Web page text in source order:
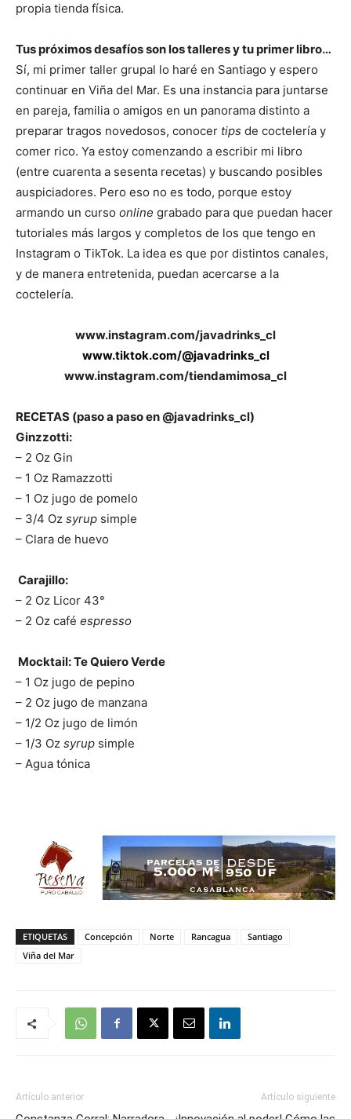
propia tienda física.
Tus próximos desafíos son los talleres y tu primer libro…
Sí, mi primer taller grupal lo haré en Santiago y espero
continuar en Viña del Mar. Es una instancia para juntarse
en pareja, familia o amigos en un panorama distinto a
preparar tragos novedosos, conocer tips de coctelería y
comer rico. Ya estoy comenzando a escribir mi libro
(entre cuarenta a sesenta recetas) y buscando posibles
auspiciadores. Pero eso no es todo, porque estoy
armando un curso online grabado para que puedan hacer
tutoriales más largos y completos de los que tengo en
Instagram o TikTok. La idea es que por distintos canales,
y de manera entretenida, puedan acercarse a la
coctelería.
www.instagram.com/javadrinks_cl
www.tiktok.com/@javadrinks_cl
www.instagram.com/tiendamimosa_cl
RECETAS (paso a paso en @javadrinks_cl)
Ginzzotti:
– 2 Oz Gin
– ⁠1 Oz Ramazzotti
– ⁠1 Oz jugo de pomelo
– ⁠3/4 Oz syrup simple
– ⁠Clara de huevo
Carajillo:
– 2 Oz Licor 43°
– ⁠2 Oz café espresso
Mocktail: Te Quiero Verde
– 1 Oz jugo de pepino
– ⁠2 Oz jugo de manzana
– ⁠1/2 Oz jugo de limón
– ⁠1/3 Oz syrup simple
– ⁠Agua tónica
ETIQUETAS Concepción Norte Rancagua
Santiago
Viña del Mar
Artículo anterior Artículo siguiente